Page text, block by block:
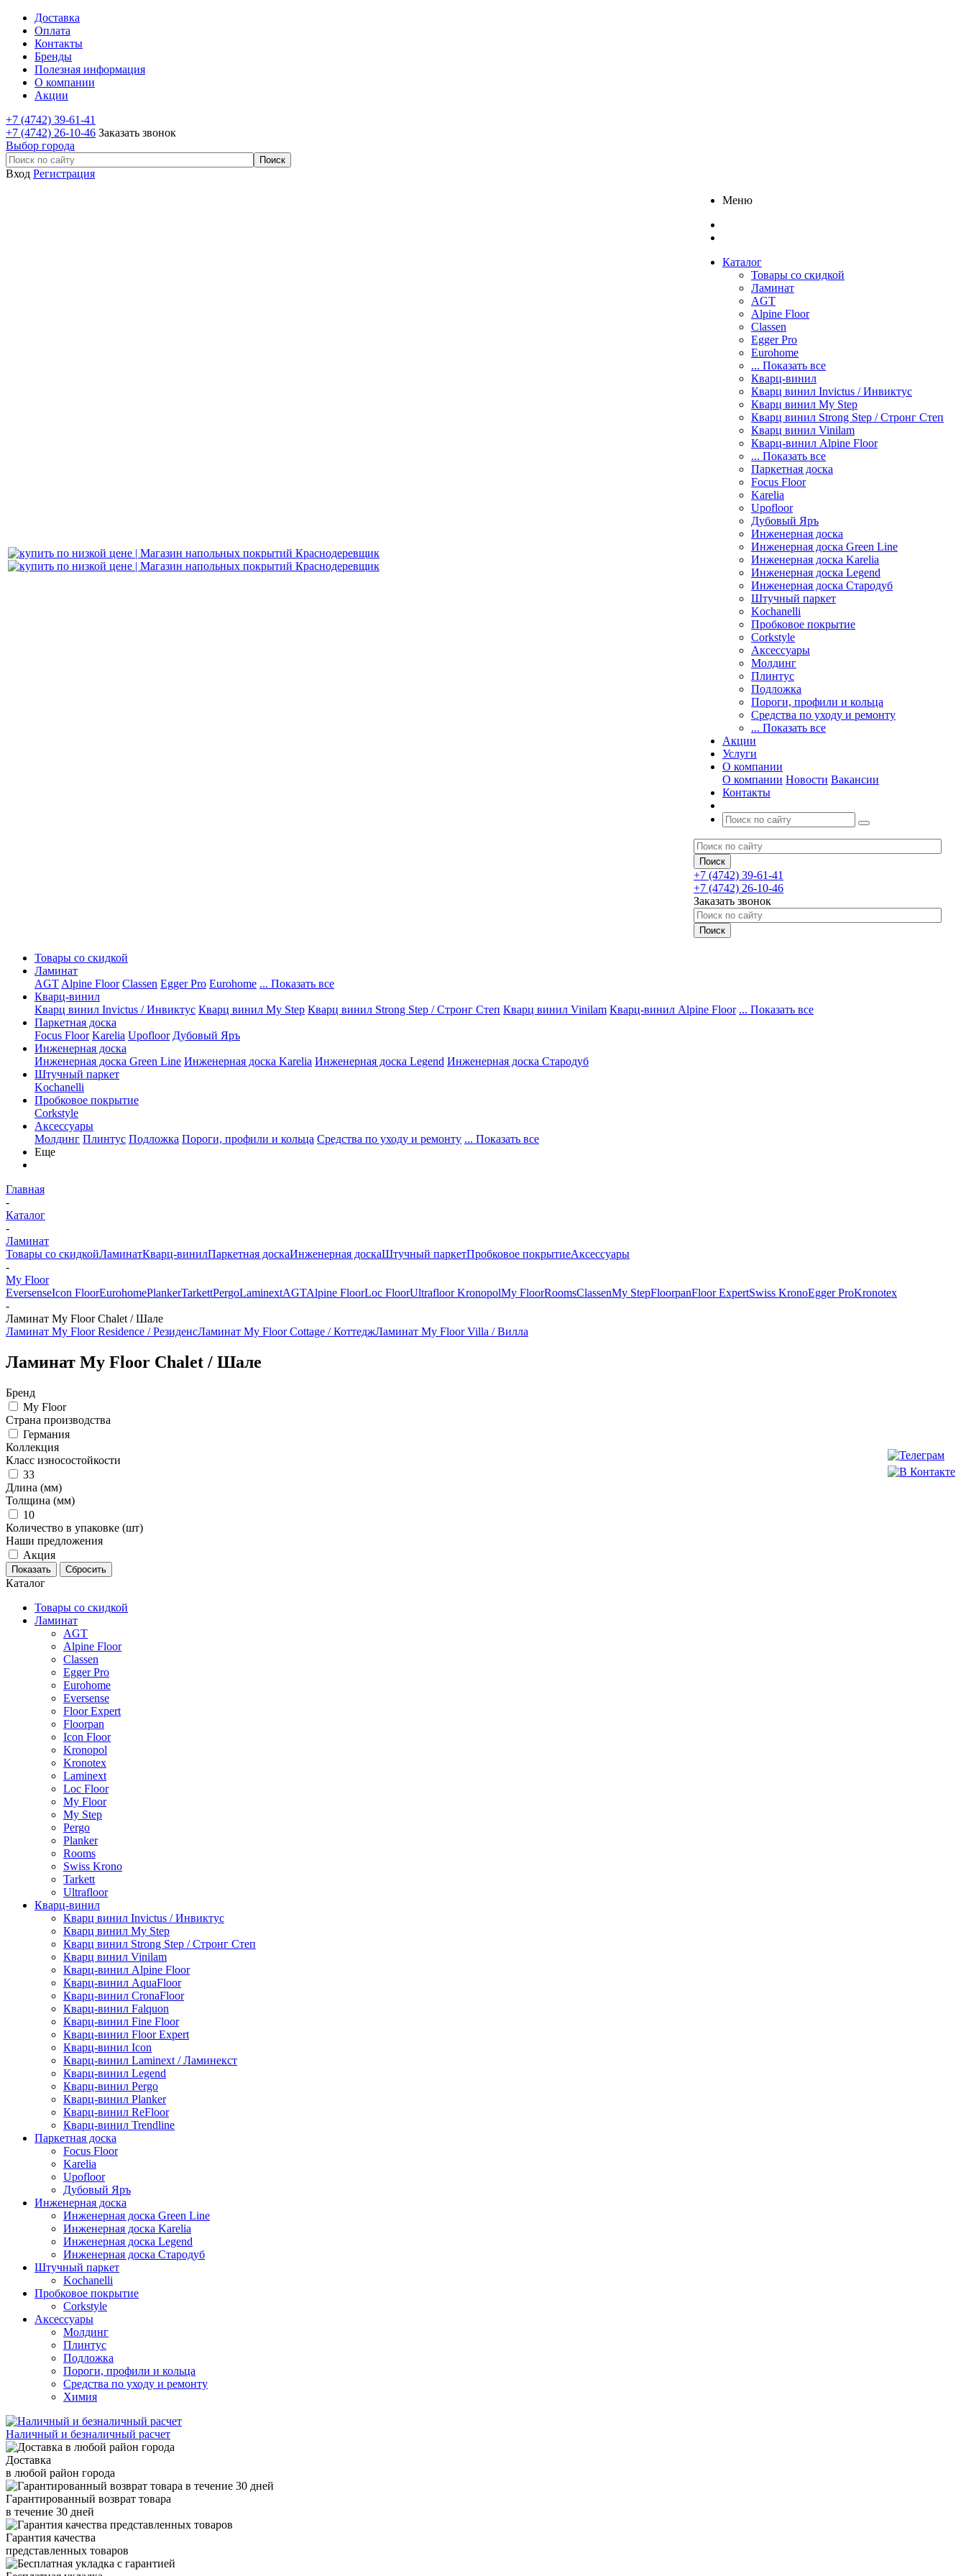
Доставка
Оплата
Контакты
Бренды
Полезная информация
О компании
Акции
+7 (4742) 39-61-41
+7 (4742) 26-10-46 Заказать звонок
Выбор города
Вход Регистрация
Меню
Каталог
Товары со скидкой
Ламинат
AGT
Alpine Floor
Classen
Egger Pro
Eurohome
... Показать все
Кварц-винил
Кварц винил Invictus / Инвиктус
Кварц винил My Step
Кварц винил Strong Step / Стронг Степ
Кварц винил Vinilam
Кварц-винил Alpine Floor
... Показать все
Паркетная доска
Focus Floor
Karelia
Upofloor
Дубовый Яръ
Инженерная доска
Инженерная доска Green Line
Инженерная доска Karelia
Инженерная доска Legend
Инженерная доска Стародуб
Штучный паркет
Kochanelli
Пробковое покрытие
Corkstyle
Аксессуары
Молдинг
Плинтус
Подложка
Пороги, профили и кольца
Средства по уходу и ремонту
... Показать все
Акции
Услуги
О компании
О компании Новости Вакансии
Контакты
+7 (4742) 39-61-41
+7 (4742) 26-10-46
Заказать звонок
Товары со скидкой
Ламинат
AGT Alpine Floor Classen Egger Pro Eurohome ... Показать все
Кварц-винил
Кварц винил Invictus / Инвиктус Кварц винил My Step Кварц винил Strong Step / Стронг Степ Кварц винил Vinilam Кварц-винил Alpine Floor ... Показать все
Паркетная доска
Focus Floor Karelia Upofloor Дубовый Яръ
Инженерная доска
Инженерная доска Green Line Инженерная доска Karelia Инженерная доска Legend Инженерная доска Стародуб
Штучный паркет
Kochanelli
Пробковое покрытие
Corkstyle
Аксессуары
Молдинг Плинтус Подложка Пороги, профили и кольца Средства по уходу и ремонту ... Показать все
Еще
Главная
-
Каталог
-
Ламинат
Товары со скидкойЛаминатКварц-винилПаркетная доскаИнженерная доскаШтучный паркетПробковое покрытиеАксессуары
-
My Floor
EversenseIcon FloorEurohomePlankerTarkettPergoLaminextAGTAlpine FloorLoc FloorUltrafloorKronopolMy FloorRoomsClassenMy StepFloorpanFloor ExpertSwiss KronoEgger ProKronotex
-
Ламинат My Floor Chalet / Шале
Ламинат My Floor Residence / РезиденсЛаминат My Floor Cottage / КоттеджЛаминат My Floor Villa / Вилла
Ламинат My Floor Chalet / Шале
Бренд
My Floor
Страна производства
Германия
Коллекция
Класс износостойкости
33
Длина (мм)
Толщина (мм)
10
Количество в упаковке (шт)
Наши предложения
Акция
Каталог
Товары со скидкой
Ламинат
AGT
Alpine Floor
Classen
Egger Pro
Eurohome
Eversense
Floor Expert
Floorpan
Icon Floor
Kronopol
Kronotex
Laminext
Loc Floor
My Floor
My Step
Pergo
Planker
Rooms
Swiss Krono
Tarkett
Ultrafloor
Кварц-винил
Кварц винил Invictus / Инвиктус
Кварц винил My Step
Кварц винил Strong Step / Стронг Степ
Кварц винил Vinilam
Кварц-винил Alpine Floor
Кварц-винил AquaFloor
Кварц-винил CronaFloor
Кварц-винил Falquon
Кварц-винил Fine Floor
Кварц-винил Floor Expert
Кварц-винил Icon
Кварц-винил Laminext / Ламинекст
Кварц-винил Legend
Кварц-винил Pergo
Кварц-винил Planker
Кварц-винил ReFloor
Кварц-винил Trendline
Паркетная доска
Focus Floor
Karelia
Upofloor
Дубовый Яръ
Инженерная доска
Инженерная доска Green Line
Инженерная доска Karelia
Инженерная доска Legend
Инженерная доска Стародуб
Штучный паркет
Kochanelli
Пробковое покрытие
Corkstyle
Аксессуары
Молдинг
Плинтус
Подложка
Пороги, профили и кольца
Средства по уходу и ремонту
Химия
Наличный и безналичный расчет
Доставка
в любой район города
Гарантированный возврат товара
в течение 30 дней
Гарантия качества
представленных товаров